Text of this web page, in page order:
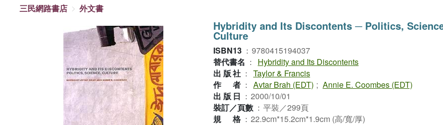
三民網路書店
外文書
Hybridity and Its Discontents ─ Politics,
Culture
ISBN13 ： 9780415194037
替代書名 ：
Hybridity and Its Discontents
出版社 ： Taylor & Francis
作者 ： Avtar Brah (EDT) ; Annie E. Coombes (EDT)
出版日 ： 2000/10/01
裝訂／頁數 ： 平裝／299頁
規格 ： 22.9cm*15.2cm*1.9cm (高/寬/厚)